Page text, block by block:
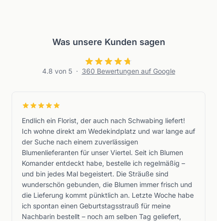
Was unsere Kunden sagen
4.8 von 5 · 360 Bewertungen auf Google
Endlich ein Florist, der auch nach Schwabing liefert!
Ich wohne direkt am Wedekindplatz und war lange auf
der Suche nach einem zuverlässigen
Blumenlieferanten für unser Viertel. Seit ich Blumen
Komander entdeckt habe, bestelle ich regelmäßig –
und bin jedes Mal begeistert. Die Sträuße sind
wunderschön gebunden, die Blumen immer frisch und
die Lieferung kommt pünktlich an. Letzte Woche habe
ich spontan einen Geburtstagsstrauß für meine
Nachbarin bestellt – noch am selben Tag geliefert,